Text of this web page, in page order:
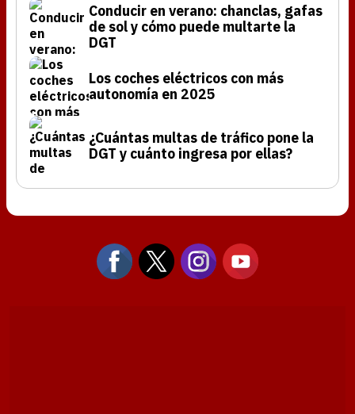
Conducir en verano: chanclas, gafas
de sol y cómo puede multarte la
DGT
Los coches eléctricos con más
autonomía en 2025
¿Cuántas multas de tráfico pone la
DGT y cuánto ingresa por ellas?